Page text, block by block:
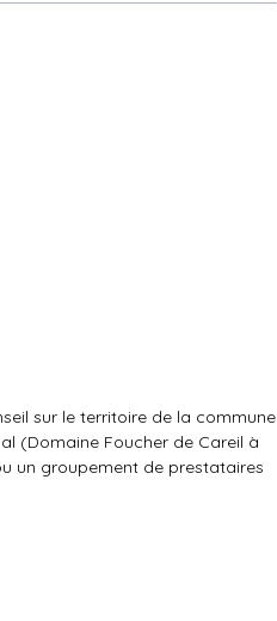
sur le territoire de la commune
(Domaine Foucher de Careil à
un groupement de prestataires